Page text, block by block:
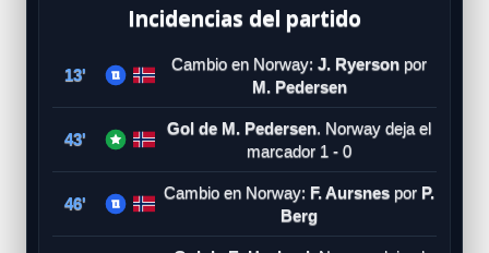
Incidencias del partido
13'
Cambio en Norway: J. Ryerson por
M. Pedersen
43'
Gol de M. Pedersen. Norway deja el
marcador 1 - 0
46'
Cambio en Norway: F. Aursnes por P.
Berg